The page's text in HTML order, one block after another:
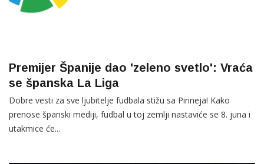
Premijer Španije dao 'zeleno svetlo': Vraća
se španska La Liga
Dobre vesti za sve ljubitelje fudbala stižu sa Pirineja! Kako
prenose španski mediji, fudbal u toj zemlji nastaviće se 8. juna i
utakmice će...